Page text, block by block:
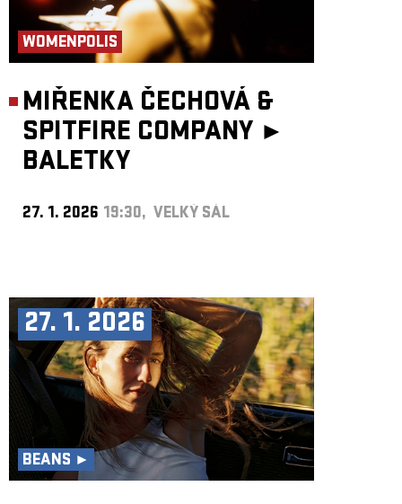
WOMENPOLIS
MIŘENKA ČECHOVÁ &
SPITFIRE COMPANY ►
BALETKY
27. 1. 2026 19:30, VELKÝ SÁL
27. 1. 2026
BEANS ►